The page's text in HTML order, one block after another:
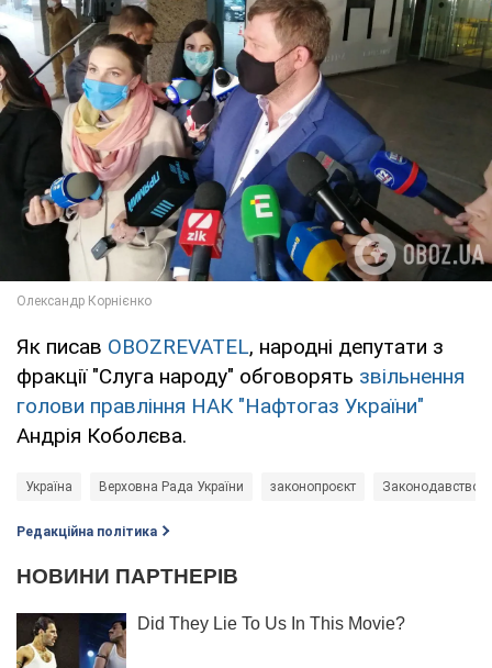
Як писав OBOZREVATEL, народні депутати з
фракції "Слуга народу" обговорять звільнення
голови правління НАК "Нафтогаз України"
Андрія Коболєва.
Україна Верховна Рада України законопроєкт Законодавство
Редакційна політика